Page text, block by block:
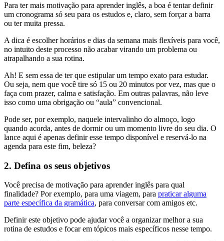
Para ter mais motivação para aprender inglês, a boa é tentar definir
um cronograma só seu para os estudos e, claro, sem forçar a barra
ou ter muita pressa.
A dica é escolher horários e dias da semana mais flexíveis para você,
no intuito deste processo não acabar virando um problema ou
atrapalhando a sua rotina.
Ah! E sem essa de ter que estipular um tempo exato para estudar.
Ou seja, nem que você tire só 15 ou 20 minutos por vez, mas que o
faça com prazer, calma e satisfação. Em outras palavras, não leve
isso como uma obrigação ou “aula” convencional.
Pode ser, por exemplo, naquele intervalinho do almoço, logo
quando acorda, antes de dormir ou um momento livre do seu dia. O
lance aqui é apenas definir esse tempo disponível e reservá-lo na
agenda para este fim, beleza?
2. Defina os seus objetivos
Você precisa de motivação para aprender inglês para qual
finalidade? Por exemplo, para uma viagem, para praticar alguma
parte específica da gramática, para conversar com amigos etc.
Definir este objetivo pode ajudar você a organizar melhor a sua
rotina de estudos e focar em tópicos mais específicos nesse tempo.